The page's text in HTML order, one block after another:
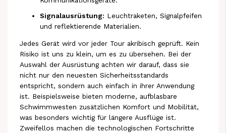
Signalausrüstung: Leuchtraketen, Signalpfeifen
und reflektierende Materialien.
Jedes Gerät wird vor jeder Tour akribisch geprüft. Kein
Risiko ist uns zu klein, um es zu übersehen. Bei der
Auswahl der Ausrüstung achten wir darauf, dass sie
nicht nur den neuesten Sicherheitsstandards
entspricht, sondern auch einfach in ihrer Anwendung
ist. Beispielsweise bieten moderne, aufblasbare
Schwimmwesten zusätzlichen Komfort und Mobilität,
was besonders wichtig für längere Ausflüge ist.
Zweifellos machen die technologischen Fortschritte